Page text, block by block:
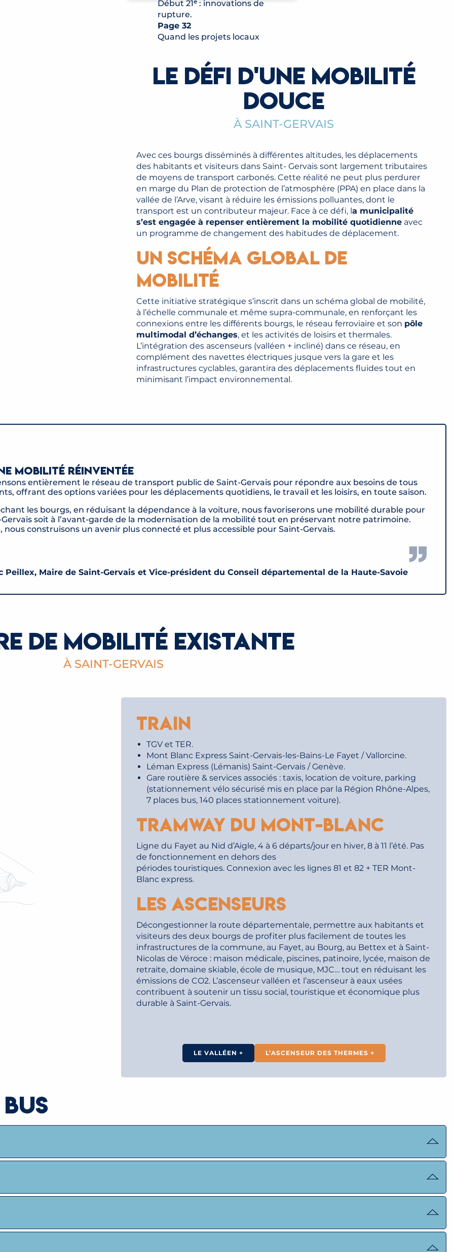
Début 21ᵉ : innovations de
rupture.
Page 32
Quand les projets locaux
Page 42
Toute l’offre mobilité au
LE DÉFI D'UNE MOBILITÉ
DOUCE
À SAINT-GERVAIS
Avec ces bourgs disséminés à différentes altitudes, les déplacements
des habitants et visiteurs dans Saint- Gervais sont largement tributaires
de moyens de transport carbonés. Cette réalité ne peut plus perdurer
en marge du Plan de protection de l’atmosphère (PPA) en place dans la
vallée de l’Arve, visant à réduire les émissions polluantes, dont le
transport est un contributeur majeur. Face à ce défi, la municipalité
s’est engagée à repenser entièrement la mobilité quotidienne avec
un programme de changement des habitudes de déplacement.
Un schéma global de
mobilité
Cette initiative stratégique s’inscrit dans un schéma global de mobilité,
à l’échelle communale et même supra-communale, en renforçant les
connexions entre les différents bourgs, le réseau ferroviaire et son pôle
multimodal d’échanges, et les activités de loisirs et thermales.
L’intégration des ascenseurs (valléen + incliné) dans ce réseau, en
complément des navettes électriques jusque vers la gare et les
infrastructures cyclables, garantira des déplacements fluides tout en
minimisant l’impact environnemental.
mobilité réinventée
entièrement le réseau de transport public de Saint-Gervais pour répondre aux besoins de tous
offrant des options variées pour les déplacements quotidiens, le travail et les loisirs, en toute saison.
les bourgs, en réduisant la dépendance à la voiture, nous favoriserons une mobilité durable pour
soit à l’avant-garde de la modernisation de la mobilité tout en préservant notre patrimoine.
nous construisons un avenir plus connecté et plus accessible pour Saint-Gervais.
Peillex, Maire de Saint-Gervais et Vice-président du Conseil départemental de la Haute-Savoie
DE MOBILITÉ EXISTANTE
À SAINT-GERVAIS
SUITE
SUITE
Train
TGV et TER.
Mont Blanc Express Saint-Gervais-les-Bains-Le Fayet / Vallorcine.
Léman Express (Lémanis) Saint-Gervais / Genève.
Gare routière & services associés : taxis, location de voiture, parking
(stationnement vélo sécurisé mis en place par la Région Rhône-Alpes,
7 places bus, 140 places stationnement voiture).
Tramway du Mont-Blanc
Ligne du Fayet au Nid d’Aigle, 4 à 6 départs/jour en hiver, 8 à 11 l’été. Pas
de fonctionnement en dehors des
périodes touristiques. Connexion avec les lignes 81 et 82 + TER Mont-
Blanc express.
Les ascenseurs
Décongestionner la route départementale, permettre aux habitants et
visiteurs des deux bourgs de profiter plus facilement de toutes les
infrastructures de la commune, au Fayet, au Bourg, au Bettex et à Saint-
Nicolas de Véroce : maison médicale, piscines, patinoire, lycée, maison de
retraite, domaine skiable, école de musique, MJC… tout en réduisant les
émissions de CO2. L’ascenseur valléen et l’ascenseur à eaux usées
contribuent à soutenir un tissu social, touristique et économique plus
durable à Saint-Gervais.
LE VALLÉEN + L’ASCENSEUR DES THERMES +